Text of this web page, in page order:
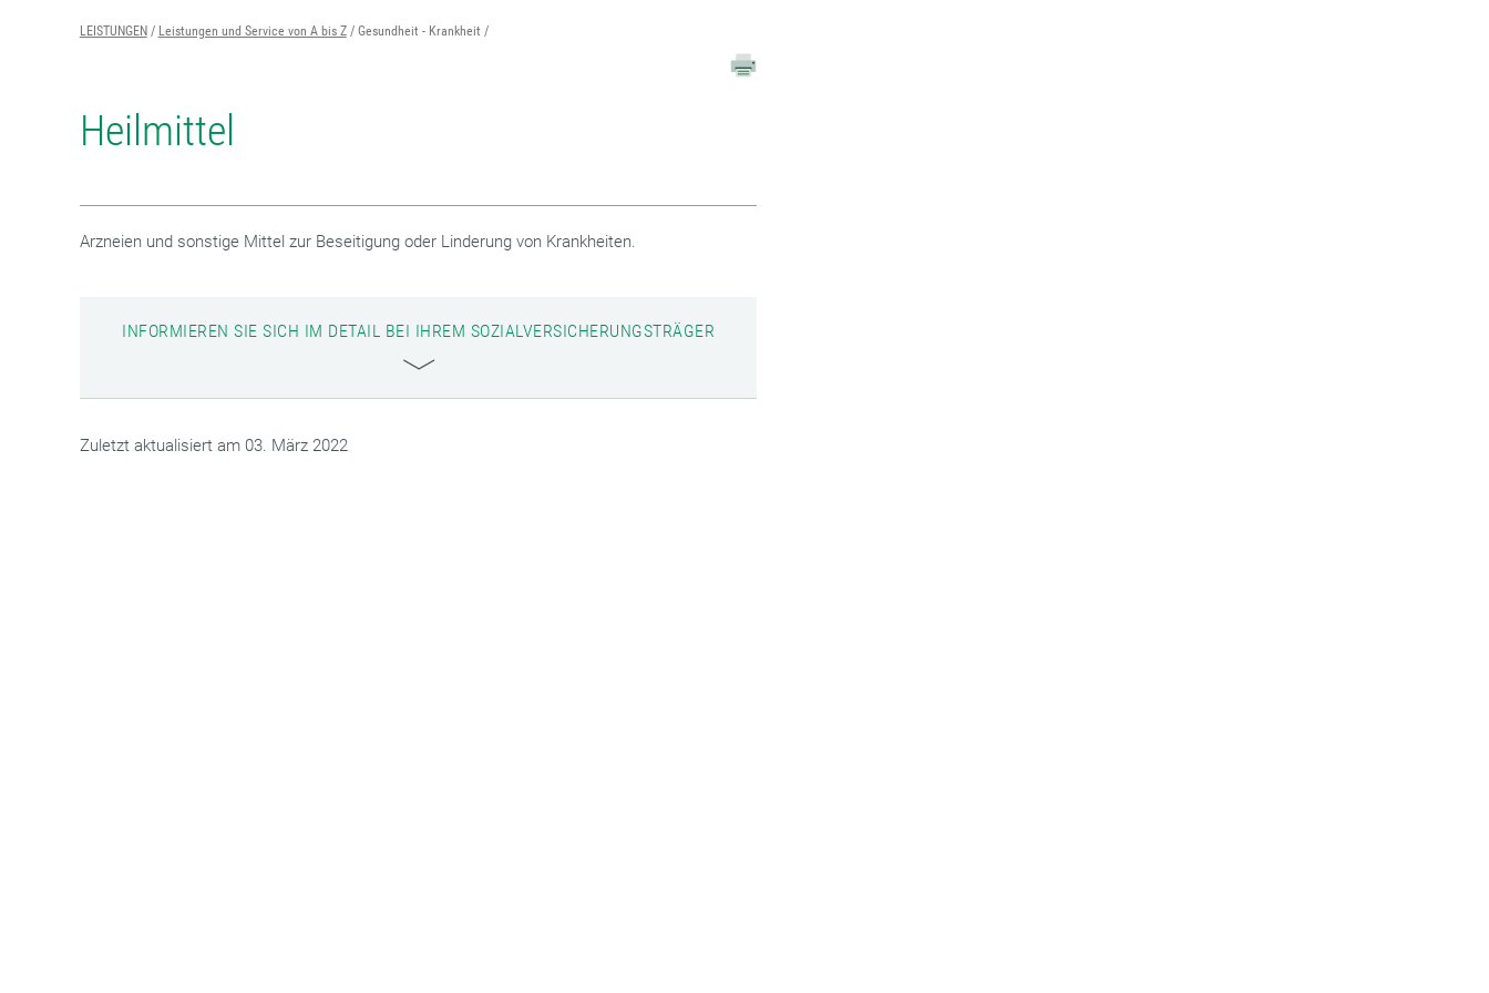
LEISTUNGEN Leistungen und Service von A bis Z Gesundheit - Krankheit
Heilmittel
Arzneien und sonstige Mittel zur Beseitigung oder Linderung von Krankheiten.
INFORMIEREN SIE SICH IM DETAIL BEI IHREM SOZIALVERSICHERUNGSTRÄGER
Zuletzt aktualisiert am 03. März 2022